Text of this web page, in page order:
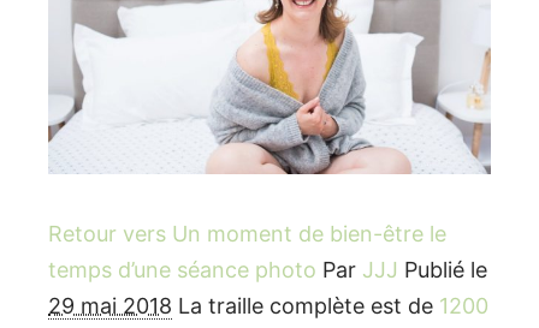
Retour vers Un moment de bien-être le
temps d’une séance photo Par JJJ Publié le
29 mai 2018 La traille complète est de 1200